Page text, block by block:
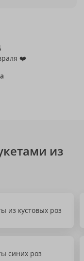
❤️
из
из кустовых роз
синих роз